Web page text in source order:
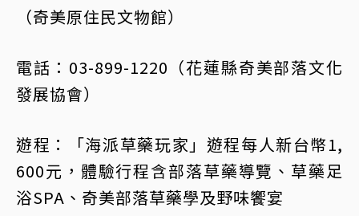
（奇美原住民文物館）
電話：03-899-1220（花蓮縣奇美部落文化
發展協會）
遊程：「海派草藥玩家」遊程每人新台幣1,
600元，體驗行程含部落草藥導覽、草藥足
浴SPA、奇美部落草藥學及野味饗宴